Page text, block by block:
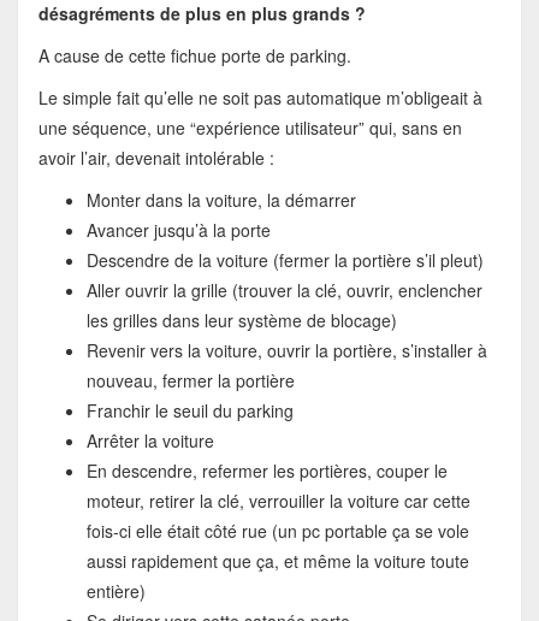
désagréments de plus en plus grands ?
A cause de cette fichue porte de parking.
Le simple fait qu’elle ne soit pas automatique m’obligeait à
une séquence, une “expérience utilisateur” qui, sans en
avoir l’air, devenait intolérable :
Monter dans la voiture, la démarrer
Avancer jusqu’à la porte
Descendre de la voiture (fermer la portière s’il pleut)
Aller ouvrir la grille (trouver la clé, ouvrir, enclencher
les grilles dans leur système de blocage)
Revenir vers la voiture, ouvrir la portière, s’installer à
nouveau, fermer la portière
Franchir le seuil du parking
Arrêter la voiture
En descendre, refermer les portières, couper le
moteur, retirer la clé, verrouiller la voiture car cette
fois-ci elle était côté rue (un pc portable ça se vole
aussi rapidement que ça, et même la voiture toute
entière)